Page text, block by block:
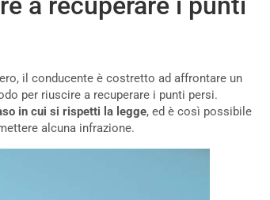
il conducente è costretto ad affrontare un
per riuscire a recuperare i punti persi.
in cui si rispetti la legge, ed è così possibile
alcuna infrazione.